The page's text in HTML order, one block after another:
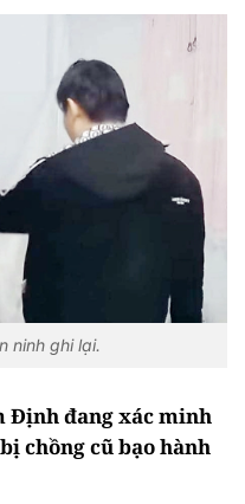
ninh ghi lại.
Định đang xác minh
chồng cũ bạo hành